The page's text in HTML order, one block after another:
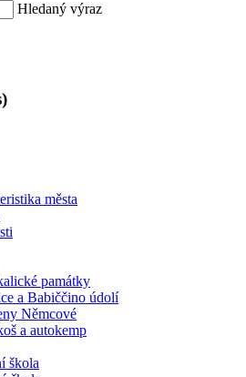
Hledaný výraz
města
památky
a Babiččino údolí
Němcové
a autokemp
škola